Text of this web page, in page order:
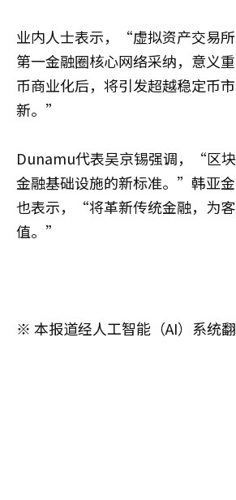
业内人士表示，“虚拟资产交易
第一金融圈核心网络采纳，意义
币商业化后，将引发超越稳定币
新。”
Dunamu代表吴京锡强调，“区
金融基础设施的新标准。”韩亚
也表示，“将革新传统金融，为
值。”
※ 本报道经人工智能（AI）系统翻